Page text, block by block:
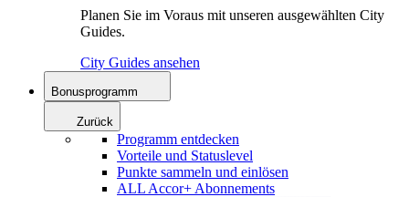
Planen Sie im Voraus mit unseren ausgewählten City
Guides.
City Guides ansehen
Bonusprogramm
Zurück
Programm entdecken
Vorteile und Statuslevel
Punkte sammeln und einlösen
ALL Accor+ Abonnements